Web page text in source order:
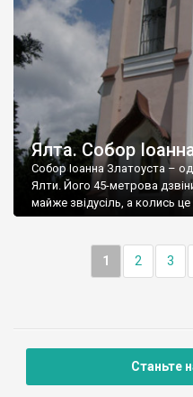
Ялта. Собор
Собор Іоанна Златоуста –
Ялти. Його 45-метрова
майже звідусіль, а колись
1 2 3
Станьте